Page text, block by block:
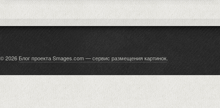
© 2026 Блог проекта Smages.com — сервис размещения картинок.